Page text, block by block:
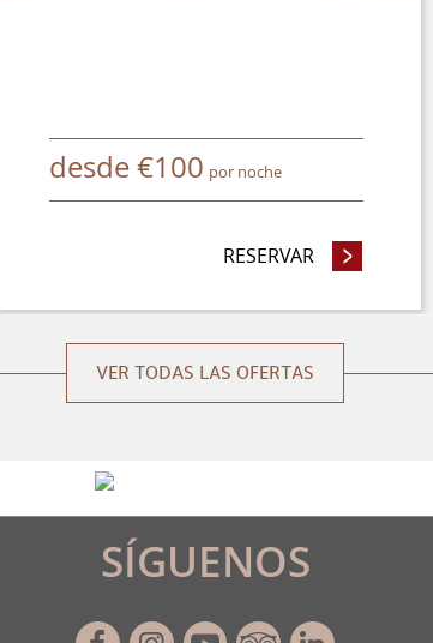
ANTELACIÓN Y AHORRE HASTA UN 15%
desde€100 por noche
RESERVAR -
VER TODAS LAS OFERTAS
SÍGUENOS